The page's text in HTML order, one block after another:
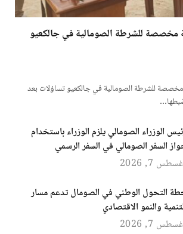
مخصصة للشرطة الصومالية في جالكعيو
للشرطة الصومالية في جالكعيو تساؤلات بعد
الوزراء الصومالي يلزم الوزراء باستخدام
السفر الصومالي في السفر الرسمي
7, 2026
التحول الوطني في الصومال تدعم مسار
والنمو الاقتصادي
7, 2026